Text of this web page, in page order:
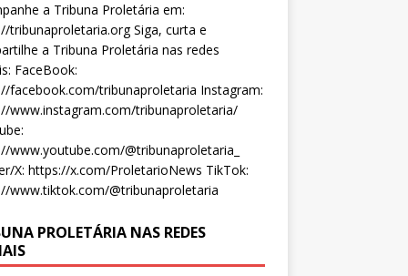
a Tribuna Proletária em:
tribunaproletaria.org Siga, curta e
a Tribuna Proletária nas redes
FaceBook:
facebook.com/tribunaproletaria Instagram:
www.instagram.com/tribunaproletaria/
www.youtube.com/@tribunaproletaria_
X: https://x.com/ProletarioNews TikTok:
www.tiktok.com/@tribunaproletaria
PROLETÁRIA NAS REDES